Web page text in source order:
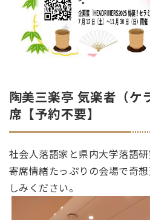
陶美三楽亭 気楽者（ケ
席【予約不要】
社会人落語家と県内大学落語研
寄席情緒たっぷりの会場で奇
しみください。